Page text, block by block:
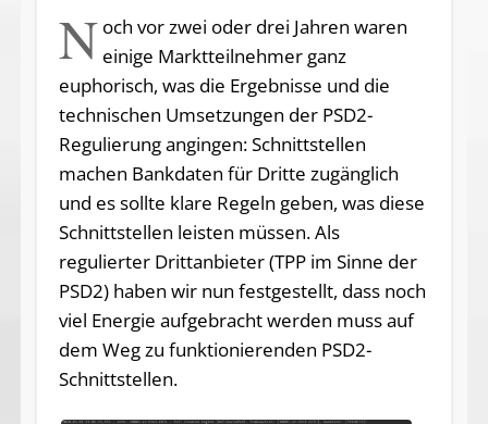
N och vor zwei oder drei Jahren waren
einige Marktteilnehmer ganz
euphorisch, was die Ergebnisse und die
technischen Umsetzungen der PSD2-
Regulierung angingen: Schnittstellen
machen Bankdaten für Dritte zugänglich
und es sollte klare Regeln geben, was diese
Schnittstellen leisten müssen. Als
regulierter Drittanbieter (TPP im Sinne der
PSD2) haben wir nun festgestellt, dass noch
viel Energie aufgebracht werden muss auf
dem Weg zu funktionierenden PSD2-
Schnittstellen.